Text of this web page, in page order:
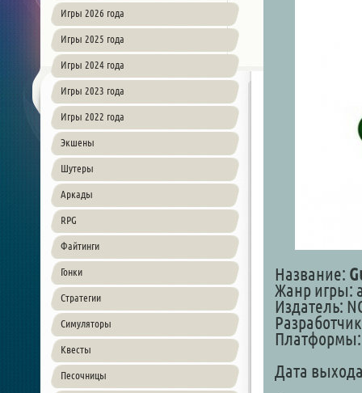
Игры 2026 года
Игры 2025 года
Игры 2024 года
Игры 2023 года
Игры 2022 года
Экшены
Шутеры
Аркады
RPG
Файтинги
Гонки
Стратегии
Симуляторы
Квесты
Песочницы
Название:
Жанр игры:
Издатель:
Платформы:
Дата